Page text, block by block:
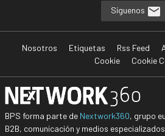
Síguenos
Nosotros Etiquetas Rss Feed
Cookie
Cookie
BPS forma parte de Nextwork360, grupo
B2B, comunicación y medios